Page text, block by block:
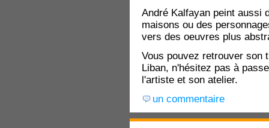
André Kalfayan peint aussi
maisons ou des
vers des oeuvres plus
Vous pouvez retrouver son
Liban, n'hésitez pas à
l'artiste et son atelier.
un commentaire